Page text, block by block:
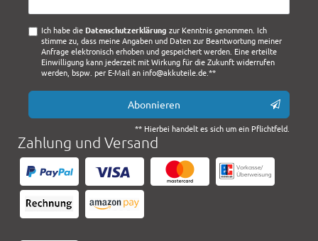
Ich habe die Daten­schutz­erklärung zur Kenntnis genommen. Ich
stimme zu, dass meine Angaben und Daten zur Beantwortung meiner
Anfrage elektronisch erhoben und gespeichert werden. Eine erteilte
Einwilligung kann jederzeit mit Wirkung für die Zukunft widerrufen
werden, bspw. per E-Mail an info@akkuteile.de.**
Abonnieren
** Hierbei handelt es sich um ein Pflichtfeld.
Zahlung und Versand